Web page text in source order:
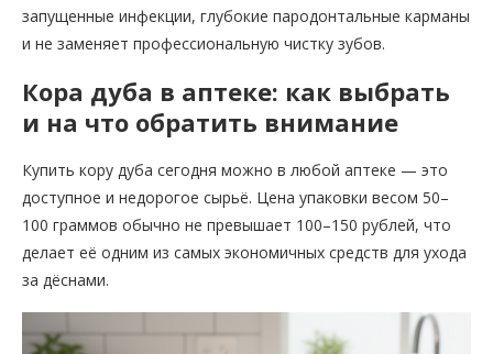
запущенные инфекции, глубокие пародонтальные карманы
и не заменяет профессиональную чистку зубов.
Кора дуба в аптеке: как выбрать
и на что обратить внимание
Купить кору дуба сегодня можно в любой аптеке — это
доступное и недорогое сырьё. Цена упаковки весом 50–
100 граммов обычно не превышает 100–150 рублей, что
делает её одним из самых экономичных средств для ухода
за дёснами.